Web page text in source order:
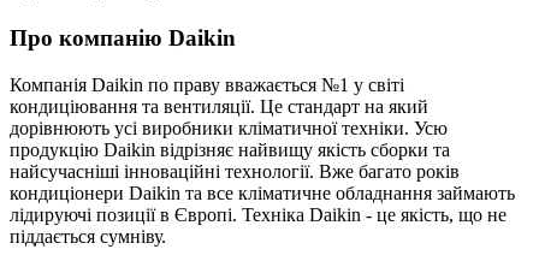
Про компанію Daikin
Компанія Daikin по праву вважається №1 у світі
кондиціювання та вентиляції. Це стандарт на який
дорівнюють усі виробники кліматичної техніки. Усю
продукцію Daikin відрізняє найвищу якість сборки та
найсучасніші інноваційні технології. Вже багато років
кондиціонери Daikin та все кліматичне обладнання займають
лідируючі позиції в Європі. Техніка Daikin - це якість, що не
піддається сумніву.